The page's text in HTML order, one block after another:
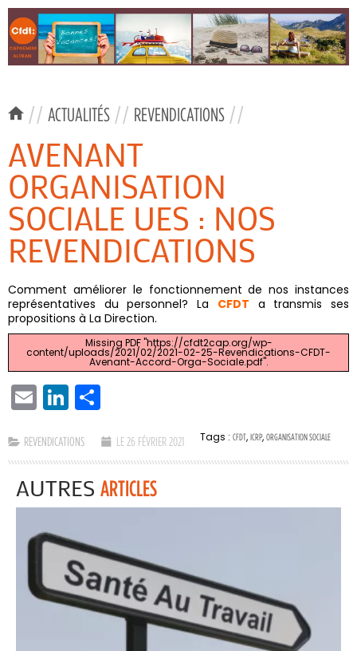
// ACTUALITÉS // REVENDICATIONS //
AVENANT
ORGANISATION
SOCIALE UES : NOS
REVENDICATIONS
Comment améliorer le fonctionnement de nos instances
représentatives du personnel? La CFDT a transmis ses
propositions à La Direction.
Missing PDF "https://cfdt2cap.org/wp-
content/uploads/2021/02/2021-02-25-Revendications-CFDT-
Avenant-Accord-Orga-Sociale.pdf".
EMAIL LINKEDIN
REVENDICATIONS LE 26 FÉVRIER 2021 Tags : CFDT, ICRP, ORGANISATION SOCIALE
AUTRES ARTICLES